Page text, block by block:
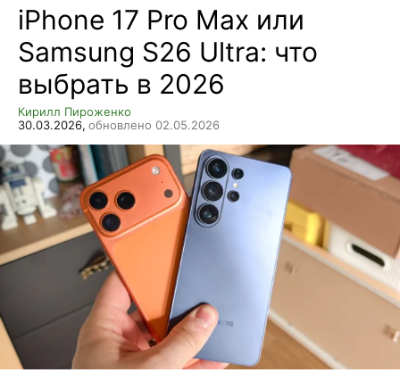
iPhone 17 Pro Max или
Samsung S26 Ultra: что
выбрать в 2026
Кирилл Пироженко
30.03.2026, обновлено 02.05.2026